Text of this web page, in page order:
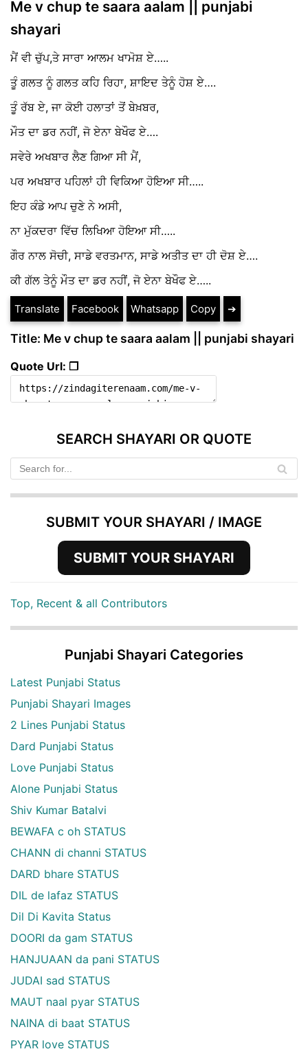
Me v chup te saara aalam || punjabi
shayari
ਮੈਂ ਵੀ ਚੁੱਪ,ਤੇ ਸਾਰਾ ਆਲਮ ਖਾਮੋਸ਼ ਏ…..
ਤੂੰ ਗਲਤ ਨੂੰ ਗਲਤ ਕਹਿ ਰਿਹਾ, ਸ਼ਾਇਦ ਤੇਨੂੰ ਹੋਸ਼ ਏ….
ਤੂੰ ਰੱਬ ਏ, ਜਾ ਕੋਈ ਹਲਾਤਾਂ ਤੋਂ ਬੇਖ਼ਬਰ,
ਮੌਤ ਦਾ ਡਰ ਨਹੀਂ, ਜੋ ਏਨਾ ਬੇਖੌਫ ਏ….
ਸਵੇਰੇ ਅਖਬਾਰ ਲੈਣ ਗਿਆ ਸੀ ਮੈਂ,
ਪਰ ਅਖਬਾਰ ਪਹਿਲਾਂ ਹੀ ਵਿਕਿਆ ਹੋਇਆ ਸੀ…..
ਇਹ ਕੰਡੇ ਆਪ ਚੁਣੇ ਨੇ ਅਸੀ,
ਨਾ ਮੁੱਕਦਰਾ ਵਿੱਚ ਲਿਖਿਆ ਹੋਇਆ ਸੀ…..
ਗੌਰ ਨਾਲ ਸੋਚੀ, ਸਾਡੇ ਵਰਤਮਾਨ, ਸਾਡੇ ਅਤੀਤ ਦਾ ਹੀ ਦੋਸ਼ ਏ….
ਕੀ ਗੱਲ ਤੇਨੂੰ ਮੌਤ ਦਾ ਡਰ ਨਹੀਂ, ਜੋ ਏਨਾ ਬੇਖੌਫ ਏ…..
Translate Facebook Whatsapp Copy ➔
Title: Me v chup te saara aalam || punjabi shayari
Quote Url: ❐
SEARCH SHAYARI OR QUOTE
SUBMIT YOUR SHAYARI / IMAGE
SUBMIT YOUR SHAYARI
Top, Recent & all Contributors
Punjabi Shayari Categories
Latest Punjabi Status
Punjabi Shayari Images
2 Lines Punjabi Status
Dard Punjabi Status
Love Punjabi Status
Alone Punjabi Status
Shiv Kumar Batalvi
BEWAFA c oh STATUS
CHANN di channi STATUS
DARD bhare STATUS
DIL de lafaz STATUS
Dil Di Kavita Status
DOORI da gam STATUS
HANJUAAN da pani STATUS
JUDAI sad STATUS
MAUT naal pyar STATUS
NAINA di baat STATUS
PYAR love STATUS